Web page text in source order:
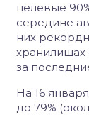
целевые
середине
них
хранилищах
за
На 16
до 79%